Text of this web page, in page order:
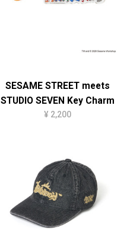
SESAME STREET meets
STUDIO SEVEN Key Charm
¥ 2,200